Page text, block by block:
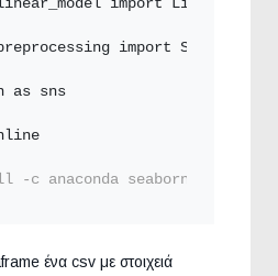
linear_model import
import
as sns
-c anaconda seaborn -y
ένα csv με στοιχειά